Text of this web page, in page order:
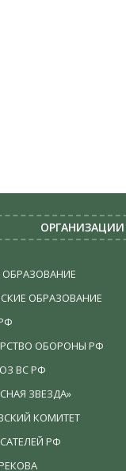
ОРГАНИЗАЦИИ
ОБРАЗОВАНИЕ
ОБОРОНЫ РФ
ВС РФ
ЗВЕЗДА»
КОМИТЕТ
РФ